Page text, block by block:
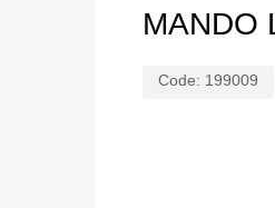
MANDO
Code: 199009